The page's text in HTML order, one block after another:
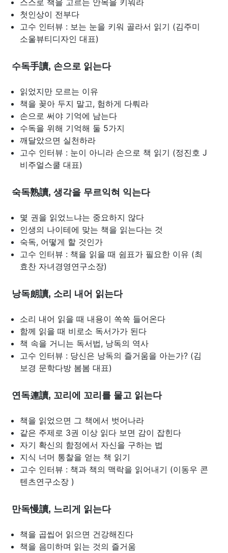
스스로 책을 고르는 안목을 키워라
첫인상이 전부다
고수 인터뷰 : 보는 눈을 키워 골라서 읽기 (김주미
소울뷰티디자인 대표)
수독手讀, 손으로 읽는다
읽었지만 모르는 이유
책을 꽂아 두지 말고, 험하게 다뤄라
손으로 써야 기억에 남는다
수독을 위해 기억해 둘 5가지
깨달았으면 실천하라
고수 인터뷰 : 눈이 아니라 손으로 책 읽기 (정진호 J
비주얼스쿨 대표)
숙독熟讀, 생각을 무르익혀 익는다
몇 권을 읽었느냐는 중요하지 않다
인생의 나이테에 맞는 책을 읽는다는 것
숙독, 어떻게 할 것인가
고수 인터뷰 : 책을 읽을 때 쉼표가 필요한 이유 (최
효찬 자녀경영연구소장)
낭독朗讀, 소리 내어 읽는다
소리 내어 읽을 때 내용이 쏙쏙 들어온다
함께 읽을 때 비로소 독서가가 된다
책 속을 거니는 독서법, 낭독의 역사
고수 인터뷰 : 당신은 낭독의 즐거움을 아는가? (김
보경 문학다방 봄봄 대표)
연독連讀, 꼬리에 꼬리를 물고 읽는다
책을 읽었으면 그 책에서 벗어나라
같은 주제로 3권 이상 읽다 보면 감이 잡힌다
자기 확신의 함정에서 자신을 구하는 법
지식 너머 통찰을 얻는 책 읽기
고수 인터뷰 : 책과 책의 맥락을 읽어내기 (이동우 콘
텐츠연구소장 )
만독慢讀, 느리게 읽는다
책을 곱씹어 읽으면 건강해진다
책을 음미하며 읽는 것의 즐거움